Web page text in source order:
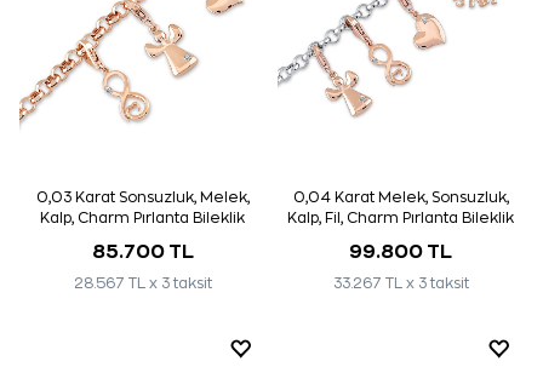
0,03 Karat Sonsuzluk, Melek,
Kalp, Charm Pırlanta Bileklik
85.700 TL
28.567 TL x 3 taksit
0,04 Karat Melek, Sonsuzluk,
Kalp, Fil, Charm Pırlanta Bileklik
99.800 TL
33.267 TL x 3 taksit